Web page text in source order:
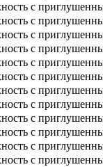
с
с
с
с
с
с
с
с
с
с
с
с